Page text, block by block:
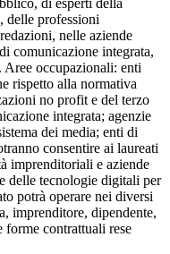
di esperti della
delle professioni
nelle aziende
comunicazione integrata,
Aree occupazionali: enti
rispetto alla normativa
no profit e del terzo
integrata; agenzie
dei media; enti di
consentire ai laureati
imprenditoriali e aziende
delle tecnologie digitali per
potrà operare nei diversi
imprenditore, dipendente,
forme contrattuali rese